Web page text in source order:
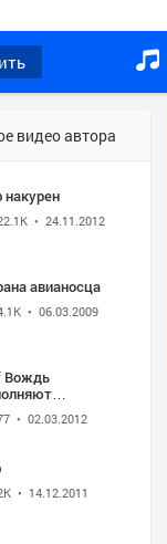
видео автора
накурен
• 24.11.2012
авианосца
• 06.03.2009
Вождь
и Путин
• 02.03.2012
• 14.12.2011